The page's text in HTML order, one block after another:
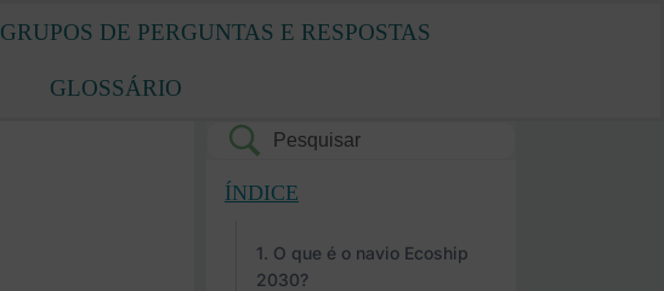
GRUPOS DE PERGUNTAS E RESPOSTAS
GLOSSÁRIO
ÍNDICE
O que é o navio Ecoship
2030?